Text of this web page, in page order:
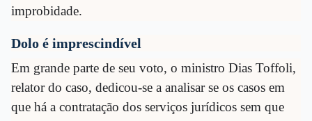
improbidade.
Dolo é imprescindível
Em grande parte de seu voto, o ministro Dias Toffoli,
relator do caso, dedicou-se a analisar se os casos em
que há a contratação dos serviços jurídicos sem que